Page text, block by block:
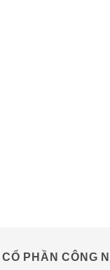
PHẦN CÔNG